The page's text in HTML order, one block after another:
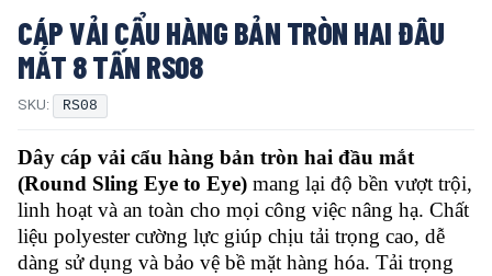
CÁP VẢI CẨU HÀNG BẢN TRÒN HAI ĐÂU
MẮT 8 TẤN RS08
SKU: RS08
Dây cáp vải cẩu hàng bản tròn hai đầu mắt
(Round Sling Eye to Eye) mang lại độ bền vượt trội,
linh hoạt và an toàn cho mọi công việc nâng hạ. Chất
liệu polyester cường lực giúp chịu tải trọng cao, dễ
dàng sử dụng và bảo vệ bề mặt hàng hóa. Tải trọng